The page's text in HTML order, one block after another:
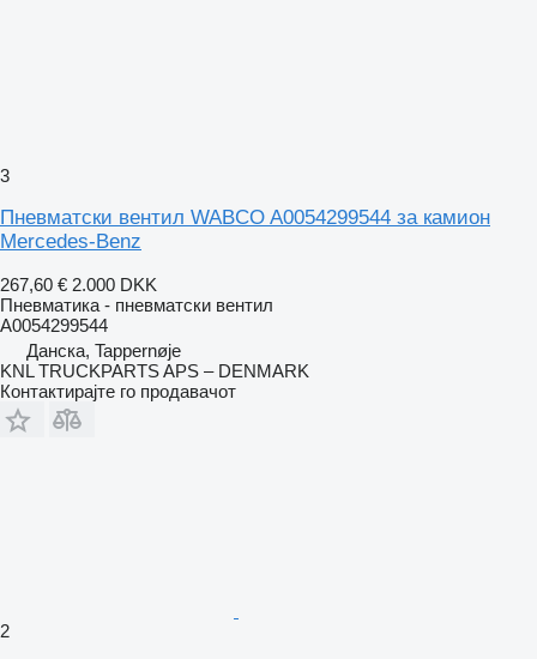
3
Пневматски вентил WABCO A0054299544 за камион
Mercedes-Benz
267,60 € 2.000 DKK
Пневматика - пневматски вентил
A0054299544
Данска, Tappernøje
KNL TRUCKPARTS APS – DENMARK
Контактирајте го продавачот
2